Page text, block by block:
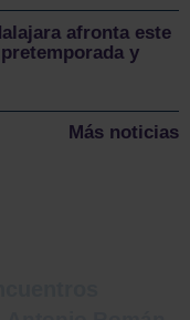
afronta este
y
Más noticias